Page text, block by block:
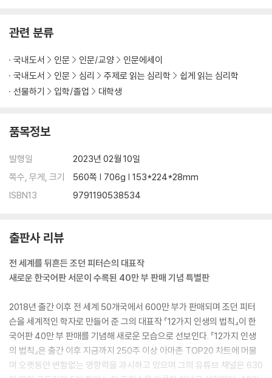
관련 분류
국내도서 인문 인문/교양
인문에세이
국내도서
인문 심리 주제로 읽는 심리학
쉽게 읽는 심리학
선물하기
입학/졸업 대학생
품목정보
발행일
2023년 02월 10일
쪽수, 무게, 크기
560쪽 | 706g | 153*224*28mm
ISBN13
9791190538534
출판사 리뷰
전 세계를 뒤흔든 조던 피터슨의 대표작
새로운 한국어판 서문이 수록된 40만 부 판매 기념 특별판
2018년 출간 이후 전 세계 50개국에서 600만 부가 판매되며 조던 피터
슨을 세계적인 학자로 만들어 준 그의 대표작 『12가지 인생의 법칙』이 한
국어판 40만 부 판매를 기념해 새로운 모습으로 선보인다. 『12가지 인생
의 법칙』은 출간 이후 지금까지 250주 이상 아마존 TOP20 차트에 머물
며 오랫동안 변함없는 영향력을 과시하고 있으며 그의 유튜브 채널은 630